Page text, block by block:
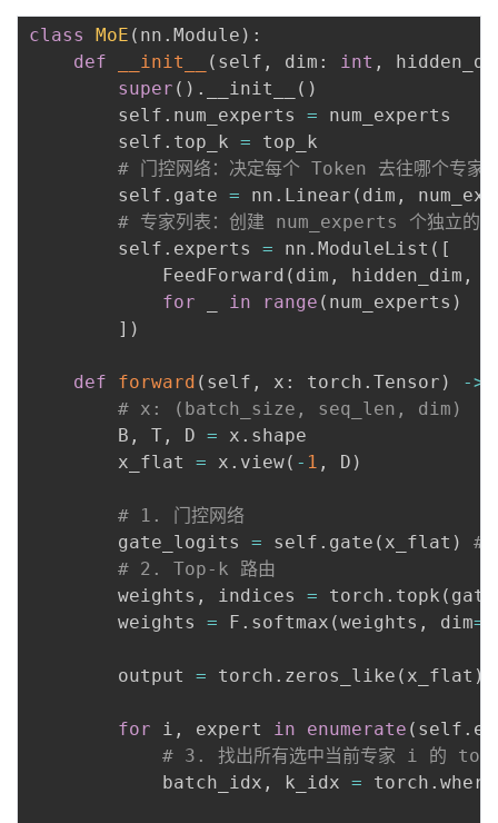
class MoE ( nn . Module ) :
def
__init__ ( self , dim : int ,
super ( ) . __init__ ( )
        self
. num_experts = num_experts
        self
. top_k = top_k
# 门控网络：决定每个 Token 去往哪个专家
        self
. gate = nn . Linear ( dim ,
# 专家列表：创建 num_experts 个独立的
        self
. experts = nn . ModuleList ( [
            FeedForward
( dim , hidden_dim ,
for
in range ( num_experts )
] )
def forward ( self , x : torch . Tensor ) ->
# x: (batch_size, seq_len, dim)
        B
, T , D = x . shape
        x_flat
= x . view( - 1 , D )
# 1. 门控网络
        gate_logits
= self . gate ( x_flat )
#
# 2. Top-k 路由
        weights
, indices = torch . topk (
        weights
= F . softmax (weights , dim=
        output
= torch . zeros_like ( x_flat )
for i , expert in enumerate ( self .
# 3. 找出所有选中当前专家 i 的
            batch_idx
, k_idx = torch . where